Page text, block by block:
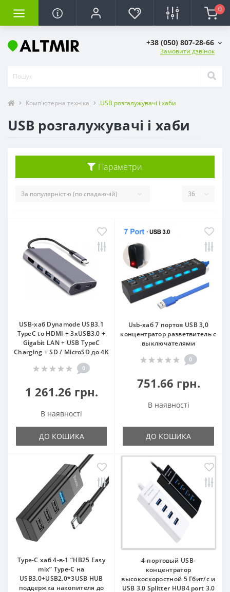
0
+38 (050) 807-28-66
Замовити дзвінок
Комп'ютерна техніка USB розгалужувачі і хаби
USB розгалужувачі і хаби
Параметри
USB-хаб Dynamode USB3.1
TypeC to HDMI + 3хUSB3.0 +
Gigabit LAN + USB TypeC
Charging + SD / MicroSD до 4K
0
1 261.26 грн.
В наявності
ДО КОШИКА
Usb-хаб 7 портов USB 3,0
концентратор разветвитель с
выключателями
0
751.66 грн.
В наявності
ДО КОШИКА
Type-C хаб 4-в-1 “HB25 Easy
mix” Type-C на
USB3.0+USB2.0*3USB HUB
поддержка накопителя до
4-портовый USB-
концентратор
высокоскоростной 5 Гбит/с и
USB 3.0 Splitter HUB4 port 3.0